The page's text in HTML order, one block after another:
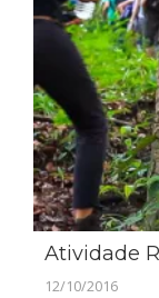
Atividade
12/10/2016